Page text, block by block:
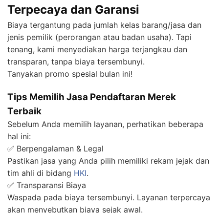
Terpecaya dan Garansi
Biaya tergantung pada jumlah kelas barang/jasa dan
jenis pemilik (perorangan atau badan usaha). Tapi
tenang, kami menyediakan harga terjangkau dan
transparan, tanpa biaya tersembunyi.
Tanyakan promo spesial bulan ini!
Tips Memilih Jasa Pendaftaran Merek
Terbaik
Sebelum Anda memilih layanan, perhatikan beberapa
hal ini:
✅ Berpengalaman & Legal
Pastikan jasa yang Anda pilih memiliki rekam jejak dan
tim ahli di bidang HKI.
✅ Transparansi Biaya
Waspada pada biaya tersembunyi. Layanan terpercaya
akan menyebutkan biaya sejak awal.